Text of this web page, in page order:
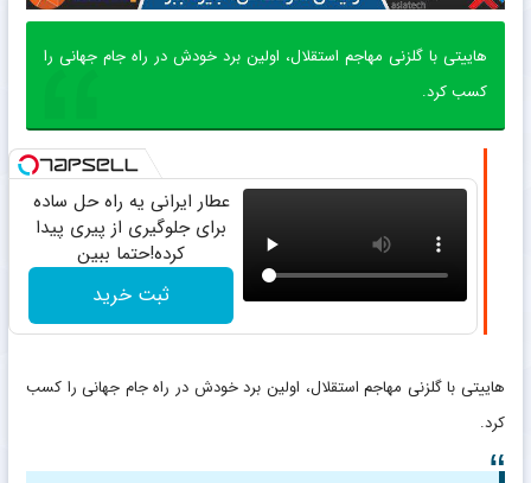
هاییتی با گلزنی مهاجم استقلال، اولین برد خودش در راه جام جهانی را
کسب کرد.
عطار ایرانی یه راه حل ساده
برای جلوگیری از پیری پیدا
کرده!حتما ببین
ثبت خرید
هاییتی با گلزنی مهاجم استقلال، اولین برد خودش در راه جام جهانی را کسب
کرد.